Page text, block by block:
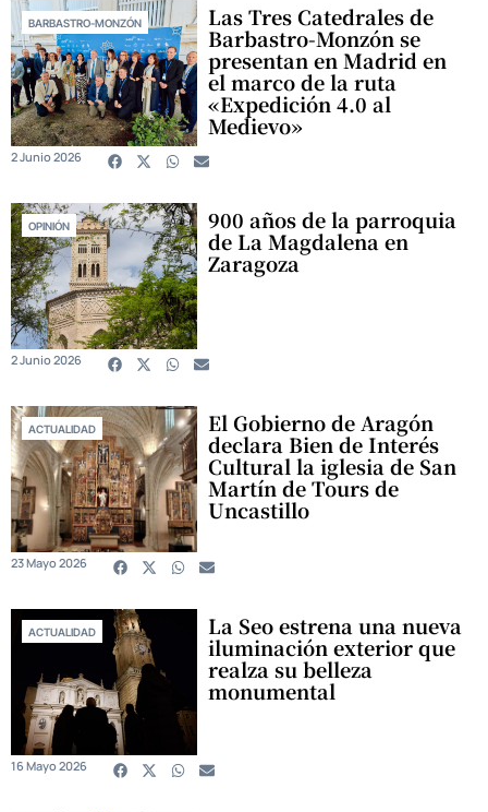
BARBASTRO-MONZÓN Las Tres Catedrales de
Barbastro-Monzón se
presentan en Madrid en
el marco de la ruta
«Expedición 4.0 al
Medievo»
2 Junio 2026
OPINIÓN 900 años de la parroquia
de La Magdalena en
Zaragoza
2 Junio 2026
ACTUALIDAD El Gobierno de Aragón
declara Bien de Interés
Cultural la iglesia de San
Martín de Tours de
Uncastillo
23 Mayo 2026
ACTUALIDAD La Seo estrena una nueva
iluminación exterior que
realza su belleza
monumental
16 Mayo 2026